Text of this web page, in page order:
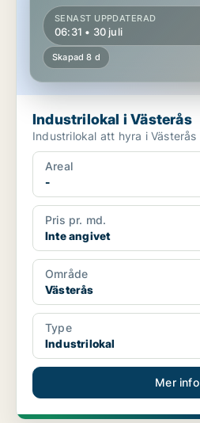
SENAST UPPDATERAD
06:31 • 30 juli
Skapad 8 d
Industrilokal i Västerås
Industrilokal att hyra i Västerås
Areal
-
Pris pr. md.
Inte angivet
Område
Västerås
Type
Industrilokal
Mer info